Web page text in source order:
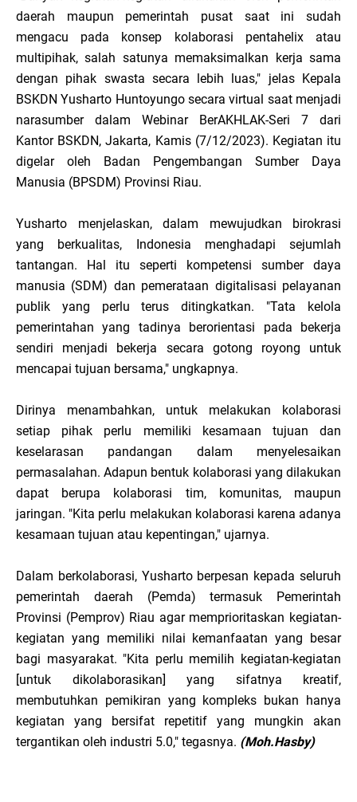
daerah maupun pemerintah pusat saat ini sudah
mengacu pada konsep kolaborasi pentahelix atau
multipihak, salah satunya memaksimalkan kerja sama
dengan pihak swasta secara lebih luas," jelas Kepala
BSKDN Yusharto Huntoyungo secara virtual saat menjadi
narasumber dalam Webinar BerAKHLAK-Seri 7 dari
Kantor BSKDN, Jakarta, Kamis (7/12/2023). Kegiatan itu
digelar oleh Badan Pengembangan Sumber Daya
Manusia (BPSDM) Provinsi Riau.
Yusharto menjelaskan, dalam mewujudkan birokrasi
yang berkualitas, Indonesia menghadapi sejumlah
tantangan. Hal itu seperti kompetensi sumber daya
manusia (SDM) dan pemerataan digitalisasi pelayanan
publik yang perlu terus ditingkatkan. "Tata kelola
pemerintahan yang tadinya berorientasi pada bekerja
sendiri menjadi bekerja secara gotong royong untuk
mencapai tujuan bersama," ungkapnya.
Dirinya menambahkan, untuk melakukan kolaborasi
setiap pihak perlu memiliki kesamaan tujuan dan
keselarasan pandangan dalam menyelesaikan
permasalahan. Adapun bentuk kolaborasi yang dilakukan
dapat berupa kolaborasi tim, komunitas, maupun
jaringan. "Kita perlu melakukan kolaborasi karena adanya
kesamaan tujuan atau kepentingan," ujarnya.
Dalam berkolaborasi, Yusharto berpesan kepada seluruh
pemerintah daerah (Pemda) termasuk Pemerintah
Provinsi (Pemprov) Riau agar memprioritaskan kegiatan-
kegiatan yang memiliki nilai kemanfaatan yang besar
bagi masyarakat. "Kita perlu memilih kegiatan-kegiatan
[untuk dikolaborasikan] yang sifatnya kreatif,
membutuhkan pemikiran yang kompleks bukan hanya
kegiatan yang bersifat repetitif yang mungkin akan
tergantikan oleh industri 5.0," tegasnya. (Moh.Hasby)